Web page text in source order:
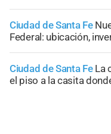
Ciudad de Santa Fe
Federal: ubicación,
Ciudad de Santa Fe La
el piso a la casita